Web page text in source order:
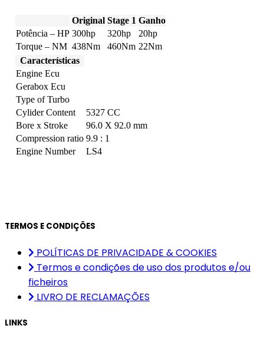
Original Stage 1 Ganho
Potência – HP 300hp 320hp
20hp
Torque – NM 438Nm 460Nm 22Nm
Características
Engine Ecu
Gerabox Ecu
Type of Turbo
Cylider Content
5327 CC
Bore x Stroke
96.0 X 92.0 mm
Compression ratio 9.9 : 1
Engine Number
LS4
TERMOS E CONDIÇÕES
POLÍTICAS DE PRIVACIDADE & COOKIES
Termos e condições de uso dos produtos e/ou
ficheiros
LIVRO DE RECLAMAÇÕES
LINKS